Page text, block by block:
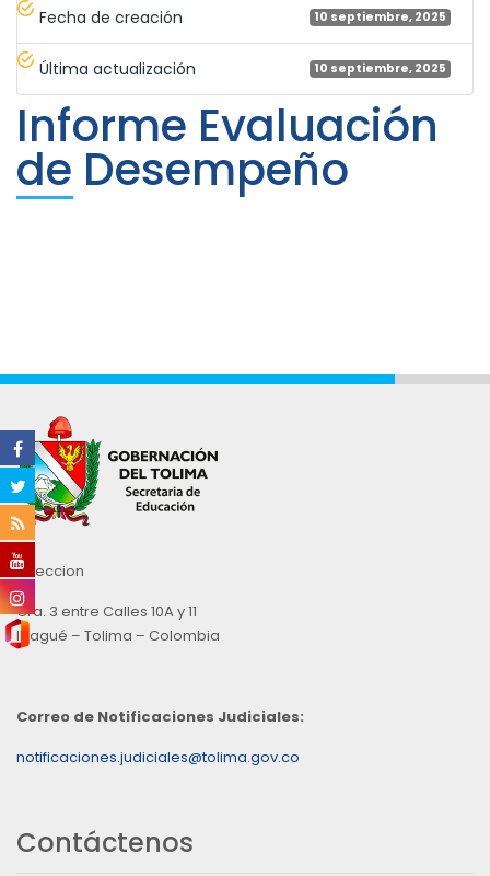
Fecha de creación 10 septiembre, 2025
Última actualización 10 septiembre, 2025
Informe Evaluación
de Desempeño
Direccion
Cra. 3 entre Calles 10A y 11
Ibagué – Tolima – Colombia
Correo de Notificaciones Judiciales:
notificaciones.judiciales@tolima.gov.co
Contáctenos